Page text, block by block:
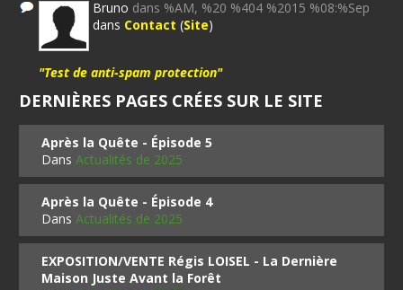
Bruno dans %AM, %20 %404 %2015 %08:%Sep
dans Contact (Site)
"Test de anti-spam protection"
DERNIÈRES PAGES CRÉES SUR LE SITE
Après la Quête - Épisode 5
DansActualités de 2025
Après la Quête - Épisode 4
DansActualités de 2025
EXPOSITION/VENTE Régis LOISEL - La Dernière
Maison Juste Avant la Forêt